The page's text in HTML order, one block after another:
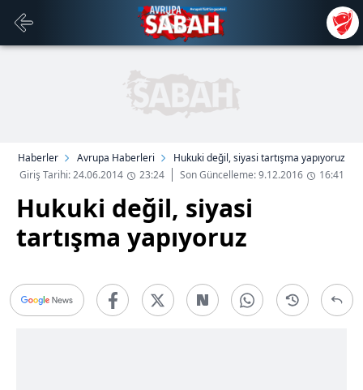
Haberler Avrupa Haberleri
Hukuki değil, siyasi tartışma yapıyoruz
Giriş Tarihi: 24.06.2014
23:24 Son Güncelleme: 9.12.2016 16:41
Hukuki değil, siyasi
tartışma yapıyoruz